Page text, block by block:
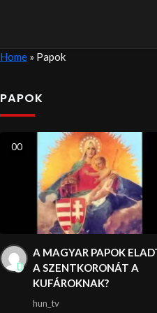
Home» Papok
PAPOK
00
A MAGYAR PAPOK
A SZENTKORONÁT A
KUFÁROKNAK?
hun_tv